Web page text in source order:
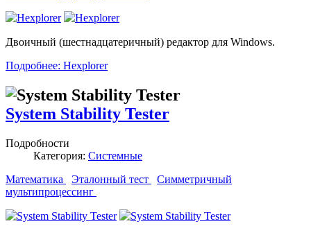
Двоичный (шестнадцатеричный) редактор для Windows.
Подробнее: Hexplorer
System Stability Tester
Подробности
Категория: Системные
Математика
Эталонный тест
Симметричный
мультипроцессинг